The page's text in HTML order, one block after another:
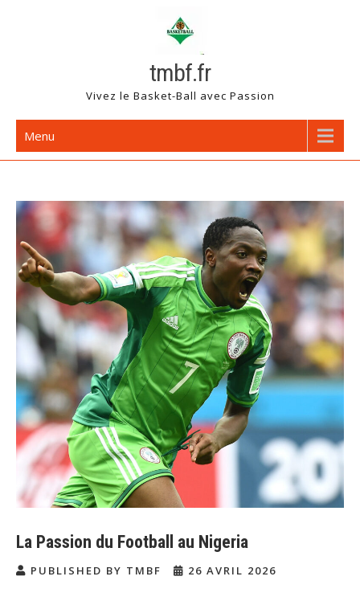
tmbf.fr
Vivez le Basket-Ball avec Passion
Menu
La Passion du Football au Nigeria
PUBLISHED BY TMBF 26 AVRIL 2026